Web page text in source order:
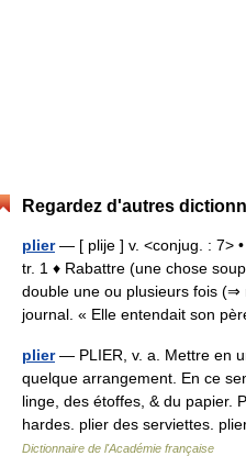
Regardez d'autres
plier— [ plije ] v. <conjug. : 7> •
tr. 1 ♦ Rabattre (une chose
double une ou plusieurs fois (⇒
journal. « Elle entendait son
plier— PLIER, v. a. Mettre en
quelque arrangement. En ce
linge, des étoffes, & du papier.
hardes. plier des serviettes.
Dictionnaire de l'Académie française